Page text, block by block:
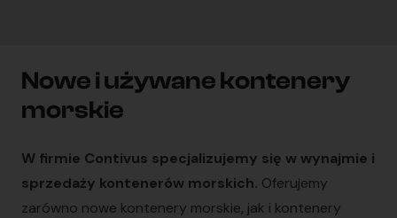
Nowe i używane kontenery
morskie
W firmie Contivus specjalizujemy się w wynajmie i
sprzedaży kontenerów morskich. Oferujemy
zarówno nowe kontenery morskie, jak i kontenery